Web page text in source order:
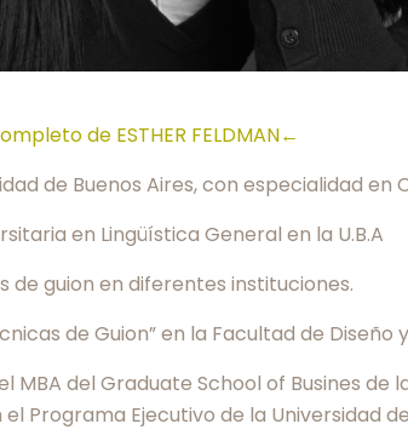
de ESTHER FELDMAN←
de Buenos Aires, con especialidad
en Lingüística General en la U.B.A
de guion en diferentes instituciones.
de Guion” en la Facultad de
del Graduate School of Busines de
Programa Ejecutivo de la Universidad